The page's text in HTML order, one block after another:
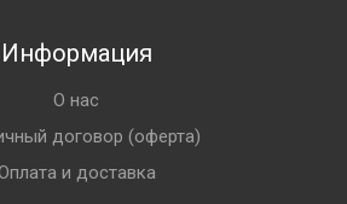
Информация
О нас
договор (оферта)
и доставка